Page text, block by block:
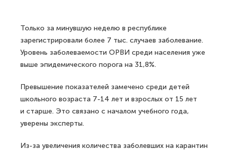
Только за минувшую неделю в республике
зарегистрировали более 7 тыс. случаев заболевание.
Уровень заболеваемости ОРВИ среди населения уже
выше эпидемического порога на 31,8%.
Превышение показателей замечено среди детей
школьного возраста 7-14 лет и взрослых от 15 лет
и старше. Это связано с началом учебного года,
уверены эксперты.
Из-за увеличения количества заболевших на карантин